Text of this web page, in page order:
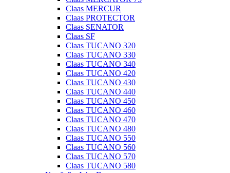
Claas MERCUR
Claas PROTECTOR
Claas SENATOR
Claas SF
Claas TUCANO 320
Claas TUCANO 330
Claas TUCANO 340
Claas TUCANO 420
Claas TUCANO 430
Claas TUCANO 440
Claas TUCANO 450
Claas TUCANO 460
Claas TUCANO 470
Claas TUCANO 480
Claas TUCANO 550
Claas TUCANO 560
Claas TUCANO 570
Claas TUCANO 580